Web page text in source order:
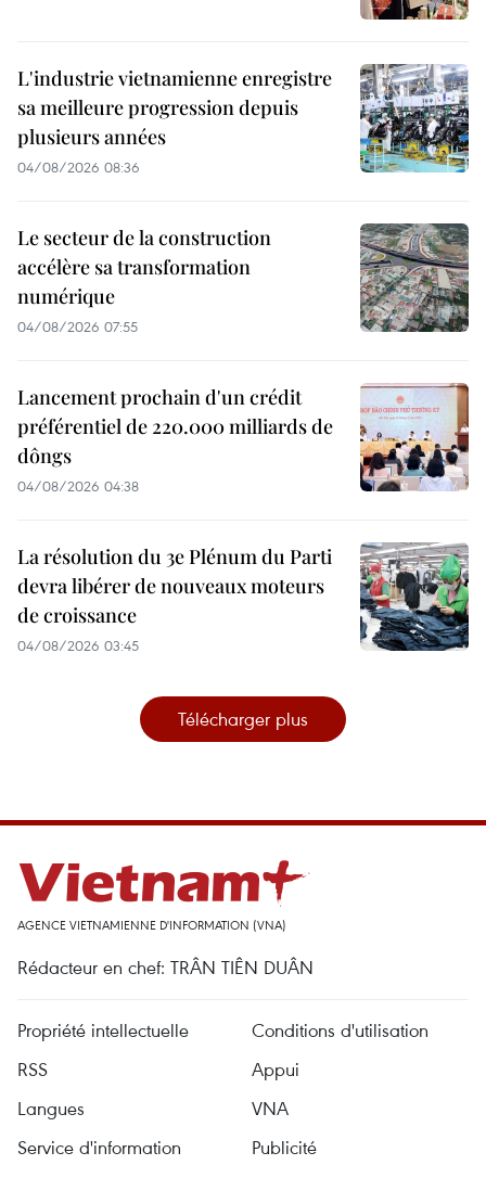
L'industrie vietnamienne enregistre
sa meilleure progression depuis
plusieurs années
04/08/2026 08:36
Le secteur de la construction
accélère sa transformation
numérique
04/08/2026 07:55
Lancement prochain d'un crédit
préférentiel de 220.000 milliards de
dôngs
04/08/2026 04:38
La résolution du 3e Plénum du Parti
devra libérer de nouveaux moteurs
de croissance
04/08/2026 03:45
Télécharger plus
AGENCE VIETNAMIENNE D'INFORMATION (VNA)
Rédacteur en chef: TRÂN TIÊN DUÂN
Propriété intellectuelle
Conditions d'utilisation
RSS
Appui
Langues
VNA
Service d'information
Publicité